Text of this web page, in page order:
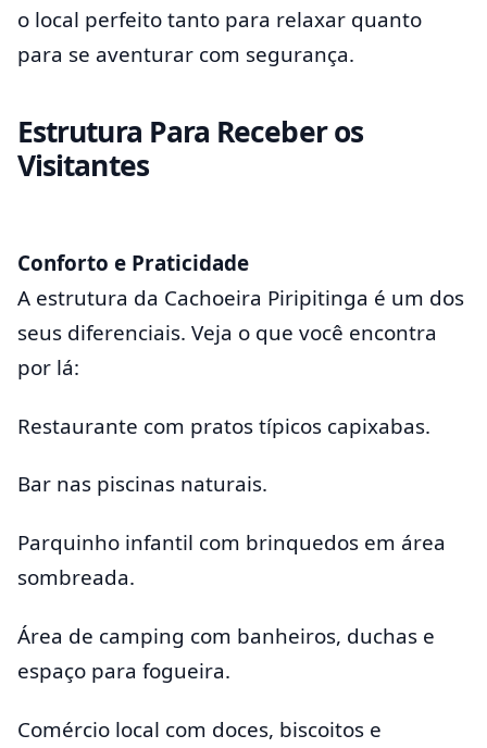
o local perfeito tanto para relaxar quanto
para se aventurar com segurança.
Estrutura Para Receber os
Visitantes
Conforto e Praticidade
A estrutura da Cachoeira Piripitinga é um dos
seus diferenciais. Veja o que você encontra
por lá:
Restaurante com pratos típicos capixabas.
Bar nas piscinas naturais.
Parquinho infantil com brinquedos em área
sombreada.
Área de camping com banheiros, duchas e
espaço para fogueira.
Comércio local com doces, biscoitos e